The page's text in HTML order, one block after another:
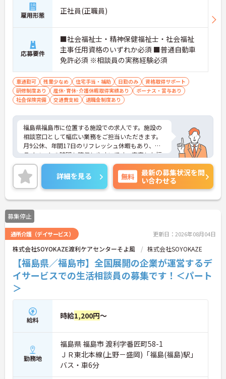
雇用形態 正社員(正職員)
応募要件
■社会福祉士・精神保健福祉士・社会福祉
主事任用資格のいずれか必須 ■普通自動車
免許必須 ※相談員の実務経験必須
車通勤可 残業少なめ 住宅手当・補助 日勤のみ
資格取得サポート
研修制度あり
産休･育休･介護休暇取得実績あり
ボーナス・賞与あり
社会保険完備
交通費支給 退職金制度あり
福島県福島市に位置する施設での求人です。施設の
相談窓口として幅広い業務をご担当いただきます。
月9公休、年間17日のリフレッシュ休暇もあり、プ
ライベートの時間も確保しやすいです。充実した福
利厚生等の待遇面の良さも魅力も魅力です。ご興味
のある方には、面接対策ポイントなど、さらに詳細
をお話ししますのでお気軽にご相談ください！
詳細を見る 無料
最新の募集状況を問
い合わせる
募集停止
通所介護（デイサービス） 更新日：2026年08月04日
株式会社SOYOKAZE渡利ケアセンターそよ風 株式会社SOYOKAZE
【福島県／福島市】全国展開の企業が運営するデ
イサービスでの生活相談員の募集です！＜パート
＞
給料 時給1,200円～
勤務地
福島県 福島市 渡利字番匠町58-1
ＪＲ東北本線(上野－盛岡)「福島(福島)駅」
バス・車6分